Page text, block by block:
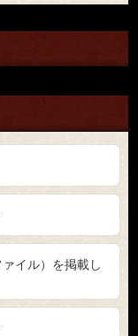
イル）を掲載し